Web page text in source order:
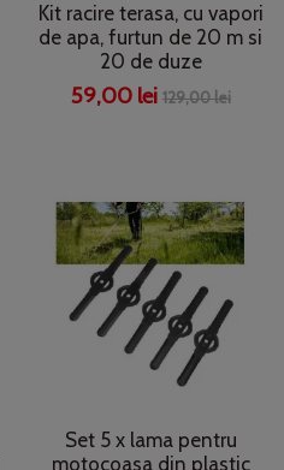
Kit racire terasa, cu vapori
de apa, furtun de 20 m si
20 de duze
59,00 lei 129,00 lei
Set 5 x lama pentru
motocoasa din plastic